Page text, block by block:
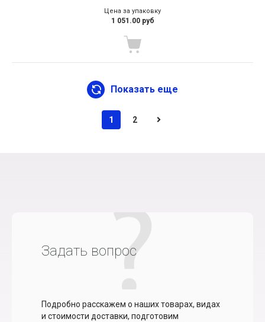
Цена за упаковку
1 051.00 руб
Показать еще
1 2
Задать вопрос
Подробно расскажем о наших товарах, видах
и стоимости доставки, подготовим